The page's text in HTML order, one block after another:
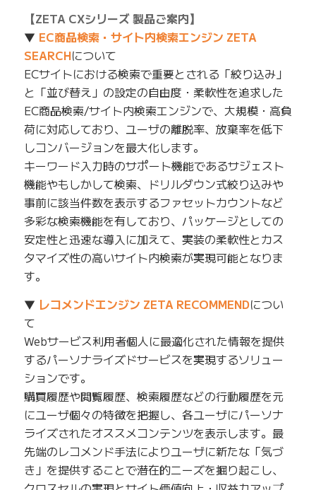
【ZETA CXシリーズ 製品ご案内】
▼ EC商品検索・サイト内検索エンジン ZETA
SEARCHについて
ECサイトにおける検索で重要とされる「絞り込み」
と「並び替え」の設定の自由度・柔軟性を追求した
EC商品検索/サイト内検索エンジンで、大規模・高負
荷に対応しており、ユーザの離脱率、放棄率を低下
しコンバージョンを最大化します。
キーワード入力時のサポート機能であるサジェスト
機能やもしかして検索、ドリルダウン式絞り込みや
事前に該当件数を表示するファセットカウントなど
多彩な検索機能を有しており、パッケージとしての
安定性と迅速な導入に加えて、実装の柔軟性とカス
タマイズ性の高いサイト内検索が実現可能となりま
す。
▼ レコメンドエンジン ZETA RECOMMENDについ
て
Webサービス利用者個人に最適化された情報を提供
するパーソナライズドサービスを実現するソリュー
ションです。
購買履歴や閲覧履歴、検索履歴などの行動履歴を元
にユーザ個々の特徴を把握し、各ユーザにパーソナ
ライズされたオススメコンテンツを表示します。最
先端のレコメンド手法によりユーザに新たな「気づ
き」を提供することで潜在的ニーズを掘り起こし、